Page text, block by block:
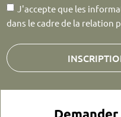
J'accepte que les
dans le cadre de la relation